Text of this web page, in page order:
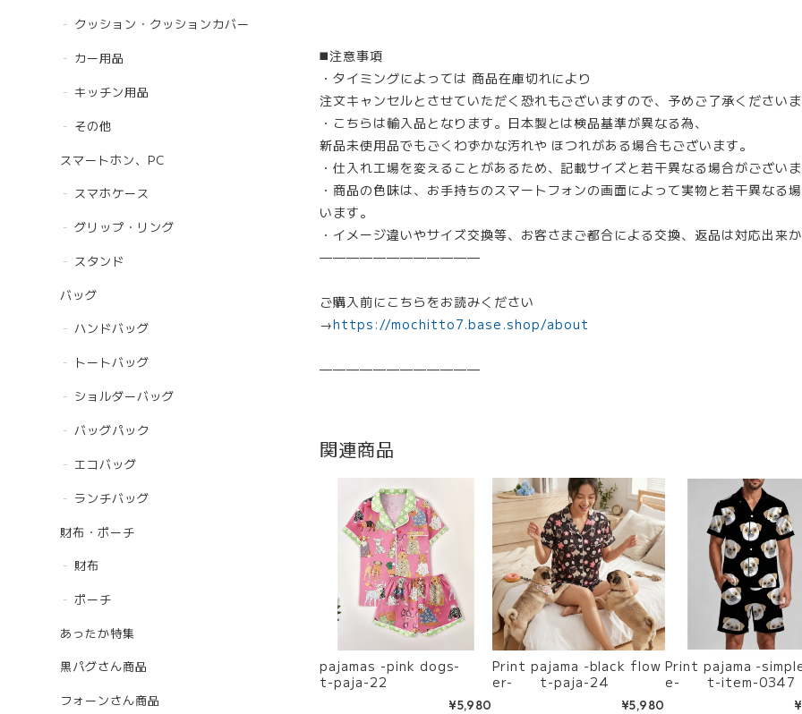
クッション・クッションカバー
カー用品
キッチン用品
その他
スマートホン、PC
スマホケース
グリップ・リング
スタンド
バッグ
ハンドバッグ
トートバッグ
ショルダーバッグ
バッグパック
エコバッグ
ランチバッグ
財布・ポーチ
財布
ポーチ
あったか特集
黒パグさん商品
フォーンさん商品
◼️注意事項
・タイミングによっては 商品在庫切れにより
注文キャンセルとさせていただく恐れもございますので、予めご了承くださいま
・こちらは輸入品となります。日本製とは検品基準が異なる為、
新品未使用品でもごくわずかな汚れや ほつれがある場合もございます。
・仕入れ工場を変えることがあるため、記載サイズと若干異なる場合がございま
・商品の色味は、お手持ちのスマートフォンの画面によって実物と若干異なる
います。
・イメージ違いやサイズ交換等、お客さまご都合による交換、返品は対応出来か
————————————
ご購入前にこちらをお読みください
→https://mochitto7.base.shop/about
————————————
関連商品
pajamas -pink dogs-
t-paja-22
¥5,980
Print pajama -black flow
er- t-paja-24
¥5,980
Print pajama -
e- t-item-0347